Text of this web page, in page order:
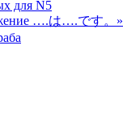
для N5
….は….です。»